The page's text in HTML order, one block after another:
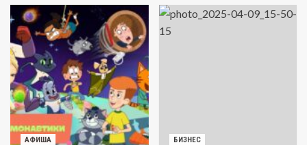
АФИША БИЗНЕС